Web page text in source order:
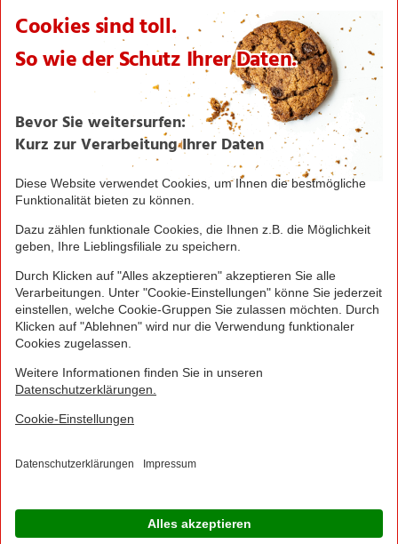
Einkaufsliste
Zahlungsabwicklung
NORMA bei Facebook & Instagram
Barrierefreiheitserklärung
Unternehmen
Über NORMA
Organisation
International
Logistik
Filialnetz
Expansion
Karriere
Verantwortung/CSR
NORMA News
Imagebroschüre
© 2016 - 2026 NORMA Lebensmittelfilialbetrieb
Kontakt Impressum Datenschutz